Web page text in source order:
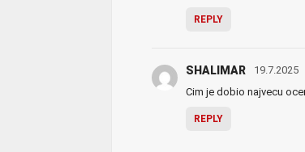
REPLY
SHALIMAR 19.7.2025
Cim je dobio najvecu
REPLY